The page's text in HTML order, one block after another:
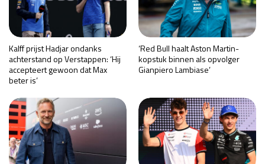
Kalff prijst Hadjar ondanks
achterstand op Verstappen: ‘Hij
accepteert gewoon dat Max
beter is’
‘Red Bull haalt Aston Martin-
kopstuk binnen als opvolger
Gianpiero Lambiase’